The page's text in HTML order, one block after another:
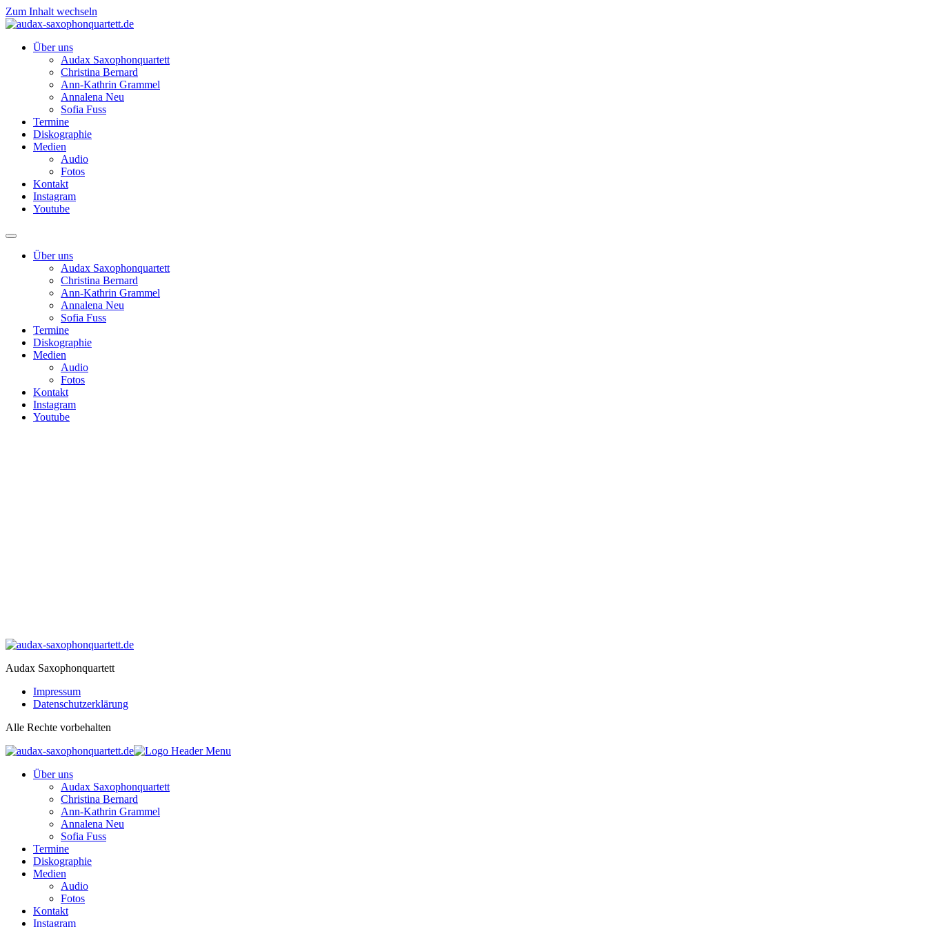
Zum Inhalt wechseln
Über uns
Audax Saxophonquartett
Christina Bernard
Ann-Kathrin Grammel
Annalena Neu
Sofia Fuss
Termine
Diskographie
Medien
Audio
Fotos
Kontakt
Instagram
Youtube
Über uns
Audax Saxophonquartett
Christina Bernard
Ann-Kathrin Grammel
Annalena Neu
Sofia Fuss
Termine
Diskographie
Medien
Audio
Fotos
Kontakt
Instagram
Youtube
Audax Saxophonquartett
Impressum
Datenschutzerklärung
Alle Rechte vorbehalten
Über uns
Audax Saxophonquartett
Christina Bernard
Ann-Kathrin Grammel
Annalena Neu
Sofia Fuss
Termine
Diskographie
Medien
Audio
Fotos
Kontakt
Instagram